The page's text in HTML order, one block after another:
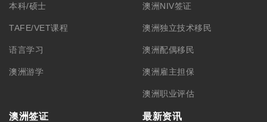
本科/硕士
TAFE/VET课程
语言学习
澳洲游学
澳洲NIV签证
澳洲独立技术移民
澳洲配偶移民
澳洲雇主担保
澳洲职业评估
澳洲签证 最新资讯